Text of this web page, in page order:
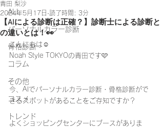
ALL
パーソナルカラー診断
骨格診断
コラム
その他
コスメ
トレンド
【AIによる診断は正確？】診断士による診断と
の違いとは！👀
青田 梨沙
2024年5月17日 読了時間: 3分
こんにちは☺️
Noah Style TOKYOの青田です🩷
今、AIでパーソナルカラー診断・骨格診断がで
きるスポットがあることをご存知ですか？
よくショッピングセンターにブースがありま